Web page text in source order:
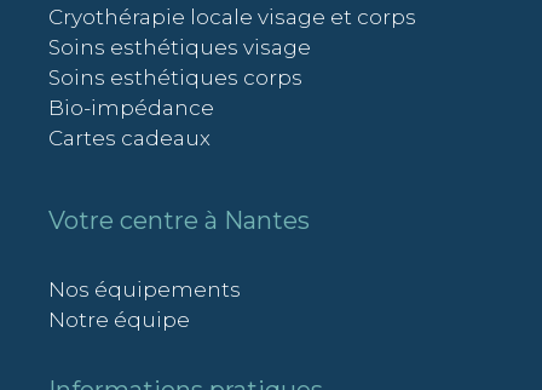
Cryothérapie locale visage et corps
Soins esthétiques visage
Soins esthétiques corps
Bio-impédance
Cartes cadeaux
Votre centre à Nantes
Nos équipements
Notre équipe